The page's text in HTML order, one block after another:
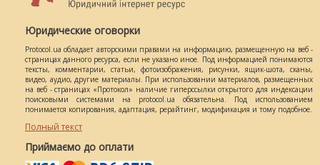
Юридические оговорки
Protocol.ua обладает авторскими правами на информацию, размещенную на веб -
страницах данного ресурса, если не указано иное. Под информацией понимаются
тексты, комментарии, статьи, фотоизображения, рисунки, ящик-шота, сканы,
видео, аудио, другие материалы. При использовании материалов, размещенных
на веб - страницах «Протокол» наличие гиперссылки открытого для индексации
поисковыми системами на protocol.ua обязательна. Под использованием
понимается копирования, адаптация, рерайтинг, модификация и тому подобное.
Полный текст
Приймаємо до оплати